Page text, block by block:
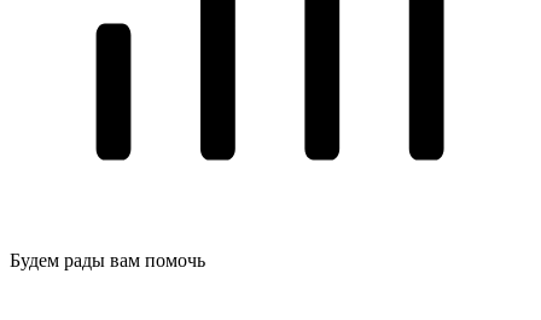
Будем рады вам помочь